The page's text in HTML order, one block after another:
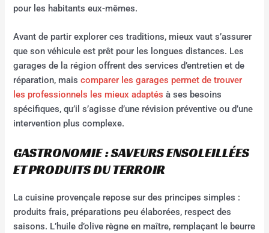
pour les habitants eux-mêmes.
Avant de partir explorer ces traditions, mieux vaut s’assurer
que son véhicule est prêt pour les longues distances. Les
garages de la région offrent des services d’entretien et de
réparation, maiscomparer les garages permet de trouver
les professionnels les mieux adaptés à ses besoins
spécifiques, qu’il s’agisse d’une révision préventive ou d’une
intervention plus complexe.
GASTRONOMIE : SAVEURS ENSOLEILLÉES
ET PRODUITS DU TERROIR
La cuisine provençale repose sur des principes simples :
produits frais, préparations peu élaborées, respect des
saisons. L’huile d’olive règne en maître, remplaçant le beurre